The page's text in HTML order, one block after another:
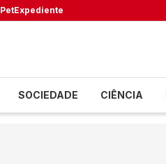
PetExpediente
SOCIEDADE CIÊNCIA